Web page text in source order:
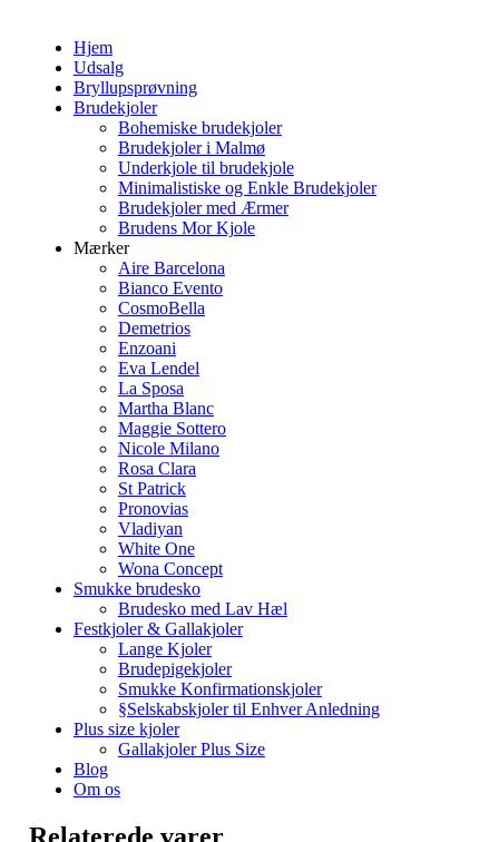
Hjem
Udsalg
Bryllupsprøvning
Brudekjoler
Bohemiske brudekjoler
Brudekjoler i Malmø
Underkjole til brudekjole
Minimalistiske og Enkle Brudekjoler
Brudekjoler med Ærmer
Brudens Mor Kjole
Mærker
Aire Barcelona
Bianco Evento
CosmoBella
Demetrios
Enzoani
Eva Lendel
La Sposa
Martha Blanc
Maggie Sottero
Nicole Milano
Rosa Clara
St Patrick
Pronovias
Vladiyan
White One
Wona Concept
Smukke brudesko
Brudesko med Lav Hæl
Festkjoler & Gallakjoler
Lange Kjoler
Brudepigekjoler
Smukke Konfirmationskjoler
§Selskabskjoler til Enhver Anledning
Plus size kjoler
Gallakjoler Plus Size
Blog
Om os
Relaterede varer